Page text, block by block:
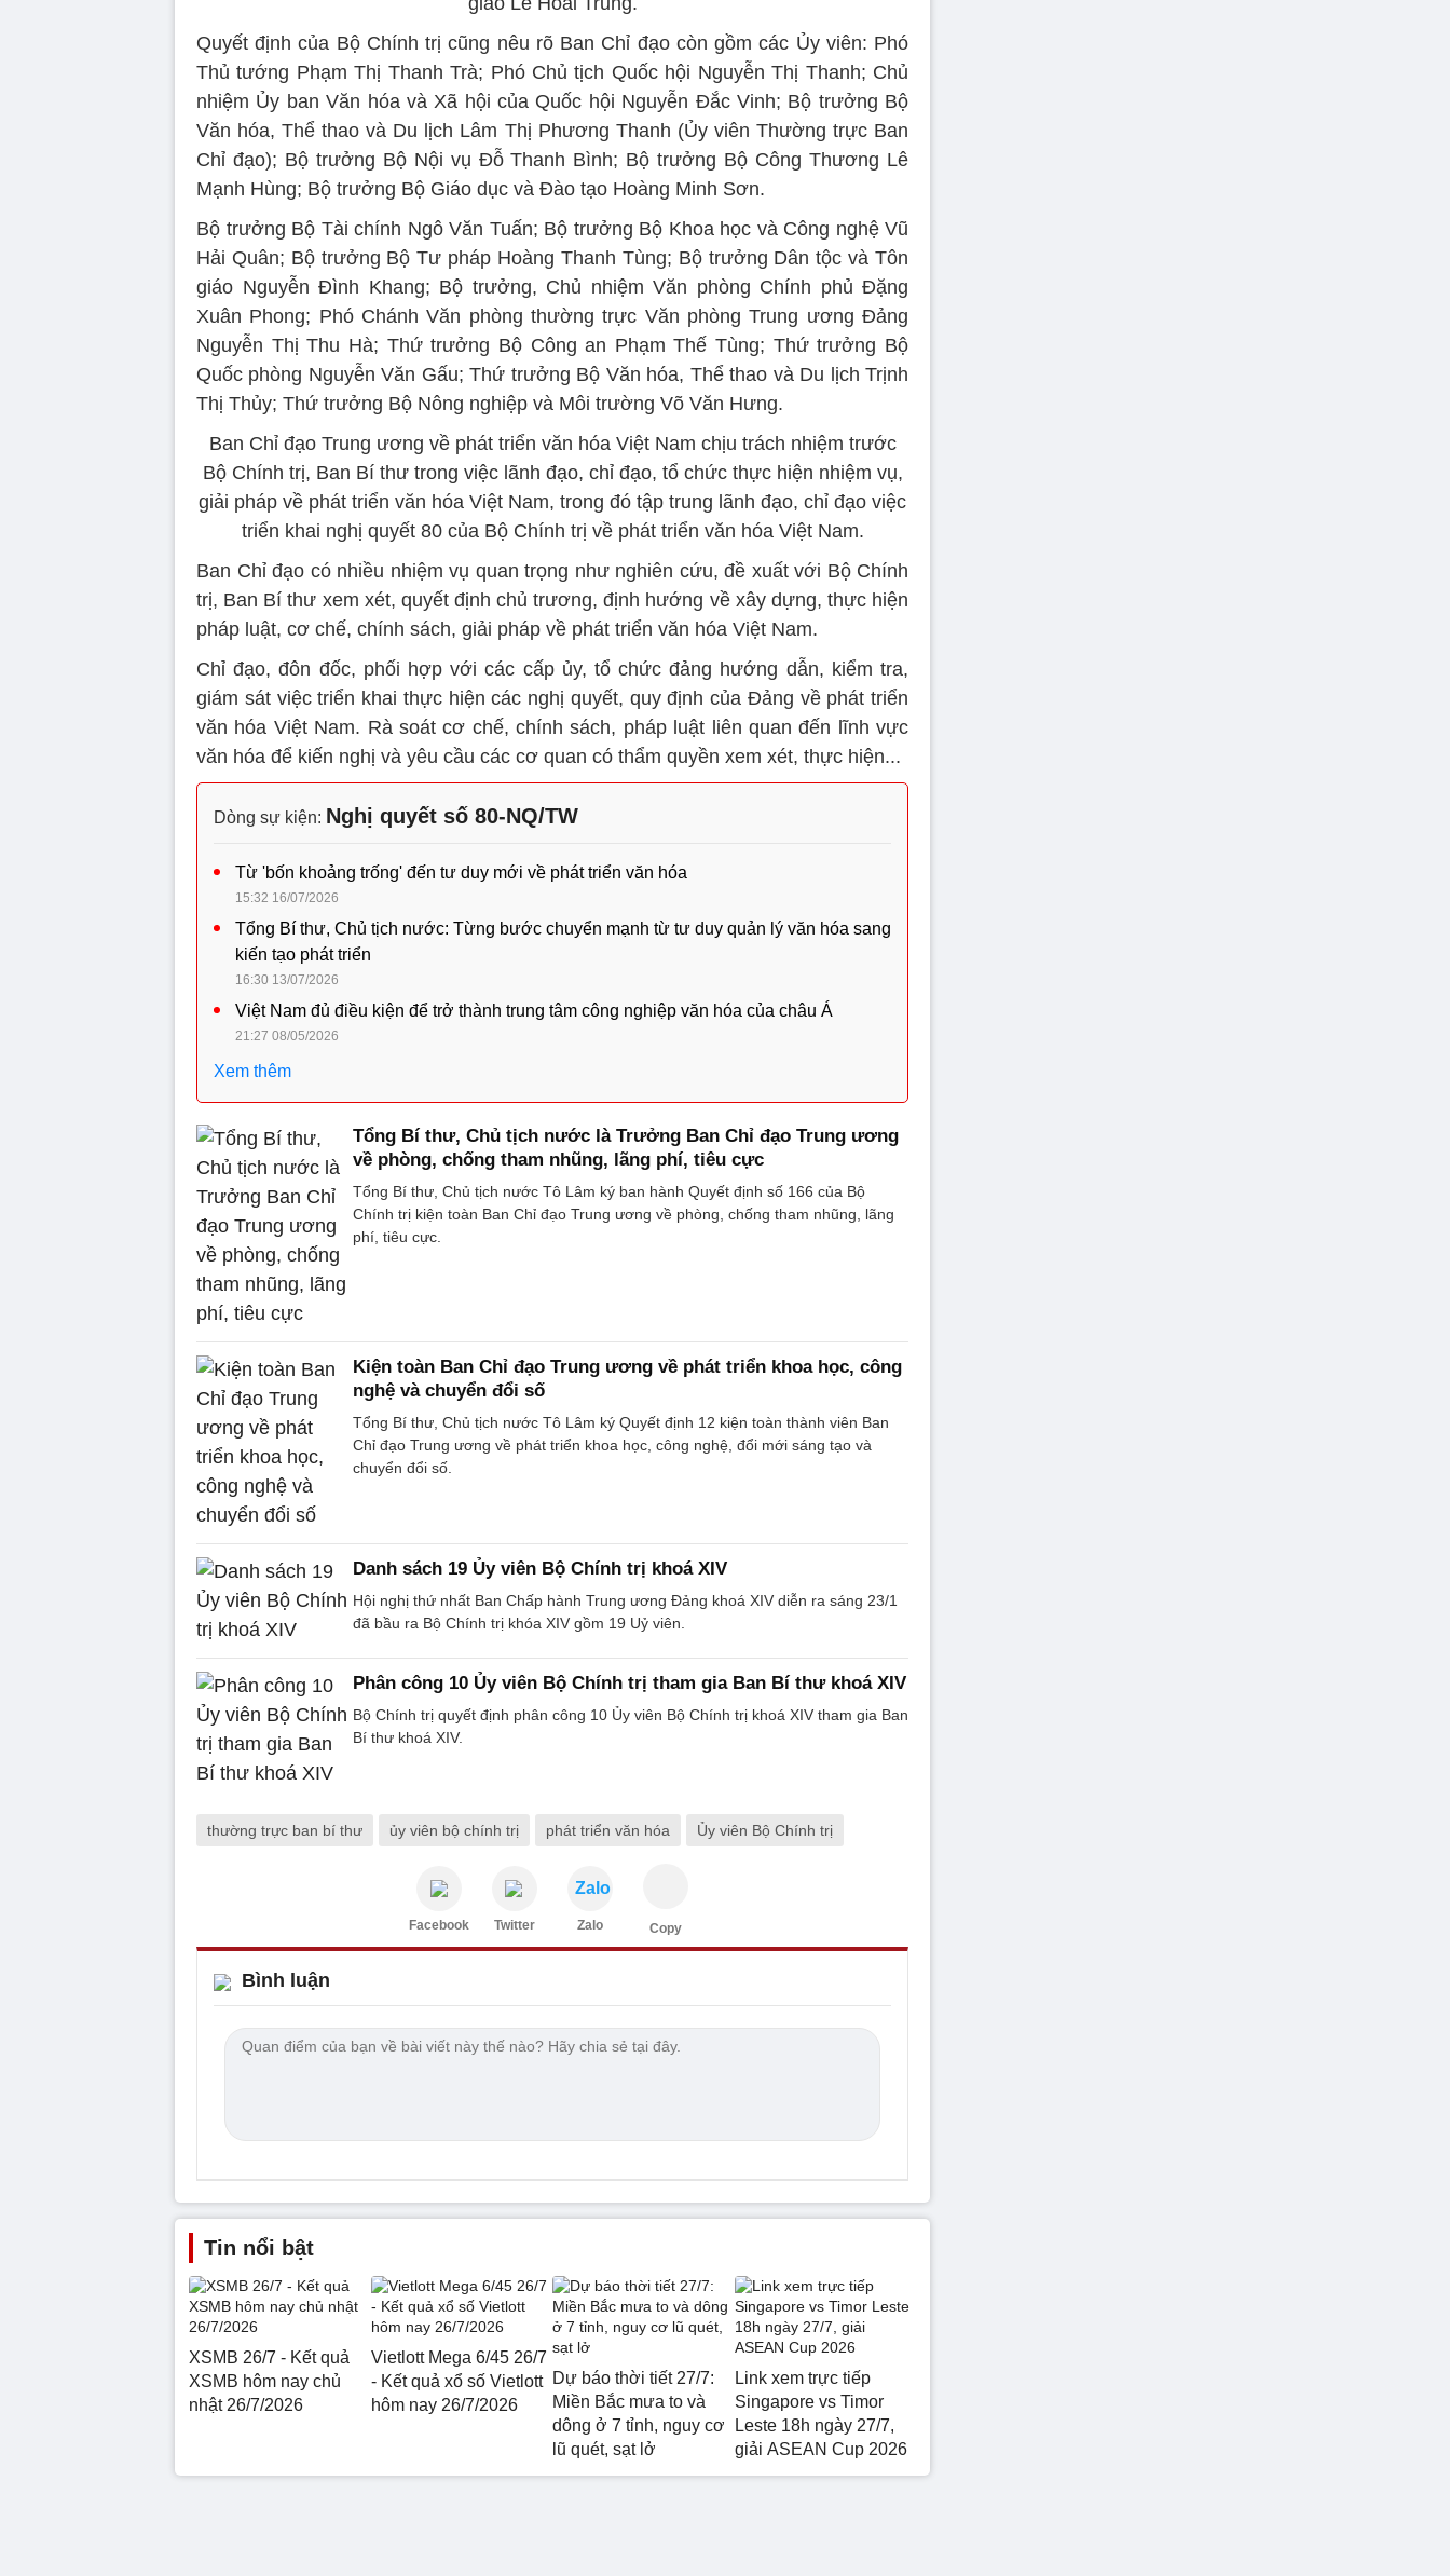
Quyết định của Bộ Chính trị cũng nêu rõ Ban Chỉ đạo còn gồm các Ủy viên: Phó
Thủ tướng Phạm Thị Thanh Trà; Phó Chủ tịch Quốc hội Nguyễn Thị Thanh; Chủ
nhiệm Ủy ban Văn hóa và Xã hội của Quốc hội Nguyễn Đắc Vinh; Bộ trưởng Bộ
Văn hóa, Thể thao và Du lịch Lâm Thị Phương Thanh (Ủy viên Thường trực Ban
Chỉ đạo); Bộ trưởng Bộ Nội vụ Đỗ Thanh Bình; Bộ trưởng Bộ Công Thương Lê
Mạnh Hùng; Bộ trưởng Bộ Giáo dục và Đào tạo Hoàng Minh Sơn.
Bộ trưởng Bộ Tài chính Ngô Văn Tuấn; Bộ trưởng Bộ Khoa học và Công nghệ Vũ
Hải Quân; Bộ trưởng Bộ Tư pháp Hoàng Thanh Tùng; Bộ trưởng Dân tộc và Tôn
giáo Nguyễn Đình Khang; Bộ trưởng, Chủ nhiệm Văn phòng Chính phủ Đặng
Xuân Phong; Phó Chánh Văn phòng thường trực Văn phòng Trung ương Đảng
Nguyễn Thị Thu Hà; Thứ trưởng Bộ Công an Phạm Thế Tùng; Thứ trưởng Bộ
Quốc phòng Nguyễn Văn Gấu; Thứ trưởng Bộ Văn hóa, Thể thao và Du lịch Trịnh
Thị Thủy; Thứ trưởng Bộ Nông nghiệp và Môi trường Võ Văn Hưng.
Ban Chỉ đạo Trung ương về phát triển văn hóa Việt Nam chịu trách nhiệm trước
Bộ Chính trị, Ban Bí thư trong việc lãnh đạo, chỉ đạo, tổ chức thực hiện nhiệm vụ,
giải pháp về phát triển văn hóa Việt Nam, trong đó tập trung lãnh đạo, chỉ đạo việc
triển khai nghị quyết 80 của Bộ Chính trị về phát triển văn hóa Việt Nam.
Ban Chỉ đạo có nhiều nhiệm vụ quan trọng như nghiên cứu, đề xuất với Bộ Chính
trị, Ban Bí thư xem xét, quyết định chủ trương, định hướng về xây dựng, thực hiện
pháp luật, cơ chế, chính sách, giải pháp về phát triển văn hóa Việt Nam.
Chỉ đạo, đôn đốc, phối hợp với các cấp ủy, tổ chức đảng hướng dẫn, kiểm tra,
giám sát việc triển khai thực hiện các nghị quyết, quy định của Đảng về phát triển
văn hóa Việt Nam. Rà soát cơ chế, chính sách, pháp luật liên quan đến lĩnh vực
văn hóa để kiến nghị và yêu cầu các cơ quan có thẩm quyền xem xét, thực hiện...
Dòng sự kiện: Nghị quyết số 80-NQ/TW
Từ 'bốn khoảng trống' đến tư duy mới về phát triển văn hóa
15:32 16/07/2026
Tổng Bí thư, Chủ tịch nước: Từng bước chuyển mạnh từ tư duy quản lý văn hóa sang
kiến tạo phát triển
16:30 13/07/2026
Việt Nam đủ điều kiện để trở thành trung tâm công nghiệp văn hóa của châu Á
21:27 08/05/2026
Xem thêm
Tổng Bí thư, Chủ tịch nước là Trưởng Ban Chỉ đạo Trung ương
về phòng, chống tham nhũng, lãng phí, tiêu cực
Tổng Bí thư, Chủ tịch nước Tô Lâm ký ban hành Quyết định số 166 của Bộ
Chính trị kiện toàn Ban Chỉ đạo Trung ương về phòng, chống tham nhũng, lãng
phí, tiêu cực.
Kiện toàn Ban Chỉ đạo Trung ương về phát triển khoa học, công
nghệ và chuyển đổi số
Tổng Bí thư, Chủ tịch nước Tô Lâm ký Quyết định 12 kiện toàn thành viên Ban
Chỉ đạo Trung ương về phát triển khoa học, công nghệ, đổi mới sáng tạo và
chuyển đổi số.
Danh sách 19 Ủy viên Bộ Chính trị khoá XIV
Hội nghị thứ nhất Ban Chấp hành Trung ương Đảng khoá XIV diễn ra sáng 23/1
đã bầu ra Bộ Chính trị khóa XIV gồm 19 Uỷ viên.
Phân công 10 Ủy viên Bộ Chính trị tham gia Ban Bí thư khoá XIV
Bộ Chính trị quyết định phân công 10 Ủy viên Bộ Chính trị khoá XIV tham gia Ban
Bí thư khoá XIV.
thường trực ban bí thư ủy viên bộ chính trị phát triển văn hóa Ủy viên Bộ Chính trị
Facebook Twitter
Zalo
Zalo Copy
Bình luận
Tin nổi bật
XSMB 26/7 - Kết quả
XSMB hôm nay chủ
nhật 26/7/2026
Vietlott Mega 6/45 26/7
- Kết quả xổ số Vietlott
hôm nay 26/7/2026
Dự báo thời tiết 27/7:
Miền Bắc mưa to và
dông ở 7 tỉnh, nguy cơ
lũ quét, sạt lở
Link xem trực tiếp
Singapore vs Timor
Leste 18h ngày 27/7,
giải ASEAN Cup 2026